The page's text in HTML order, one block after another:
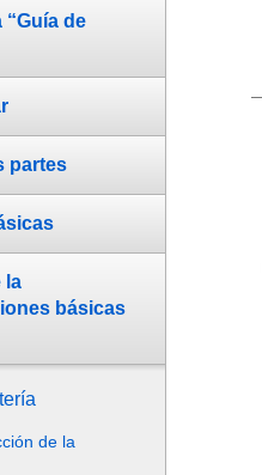
“Guía de
partes
la
básicas
de la